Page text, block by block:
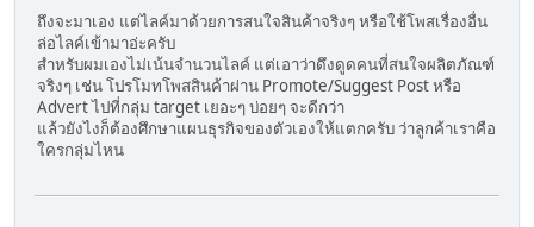
ถึงจะมาเอง แต่ไลค์มาด้วยการสนใจสินค้าจริงๆ หรือใช้โพสเรื่องอื่น
ล่อไลค์เข้ามาอ่ะครับ
สำหรับผมเองไม่เน้นจำนวนไลค์ แต่เอาว่าดึงดูดคนที่สนใจผลิตภัณฑ์
จริงๆ เช่น โปรโมทโพสสินค้าผ่าน Promote/Suggest Post หรือ
Advert ไปที่กลุ่ม target เยอะๆ บ่อยๆ จะดีกว่า
แล้วยังไงก็ต้องศึกษาแผนธุรกิจของตัวเองให้แตกครับ ว่าลูกค้าเราคือ
ใครกลุ่มไหน